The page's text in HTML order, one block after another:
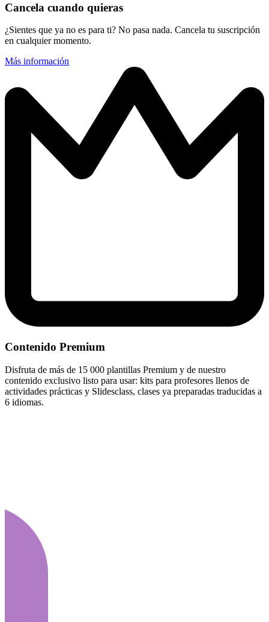
Cancela cuando quieras
¿Sientes que ya no es para ti? No pasa nada. Cancela tu suscripción
en cualquier momento.
Más información
Contenido Premium
Disfruta de más de 15 000 plantillas Premium y de nuestro
contenido exclusivo listo para usar: kits para profesores llenos de
actividades prácticas y Slidesclass, clases ya preparadas traducidas a
6 idiomas.